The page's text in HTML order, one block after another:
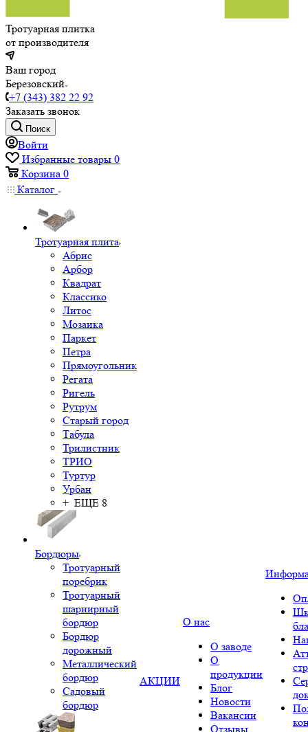
Тротуарная плитка
от производителя
Ваш город
Березовский
+7 (343) 382 22 92
Заказать звонок
Поиск
Войти
Избранные товары 0
Корзина 0
Каталог
Тротуарная плита
Абрис
Арбор
Квадрат
Классико
Литос
Мозаика
Паркет
Петра
Прямоугольник
Регата
Ригель
Рутрум
Старый город
Табула
Трилистник
ТРИО
Туртур
Урбан
+ ЕЩЕ 8
Бордюры
Тротуарный
поребрик
Тротуарный
шарнирный
бордюр
Бордюр
дорожный
Металлический
бордюр
Садовый
бордюр
АКЦИИ
О нас
О заводе
О
продукции
Блог
Новости
Вакансии
Отзывы